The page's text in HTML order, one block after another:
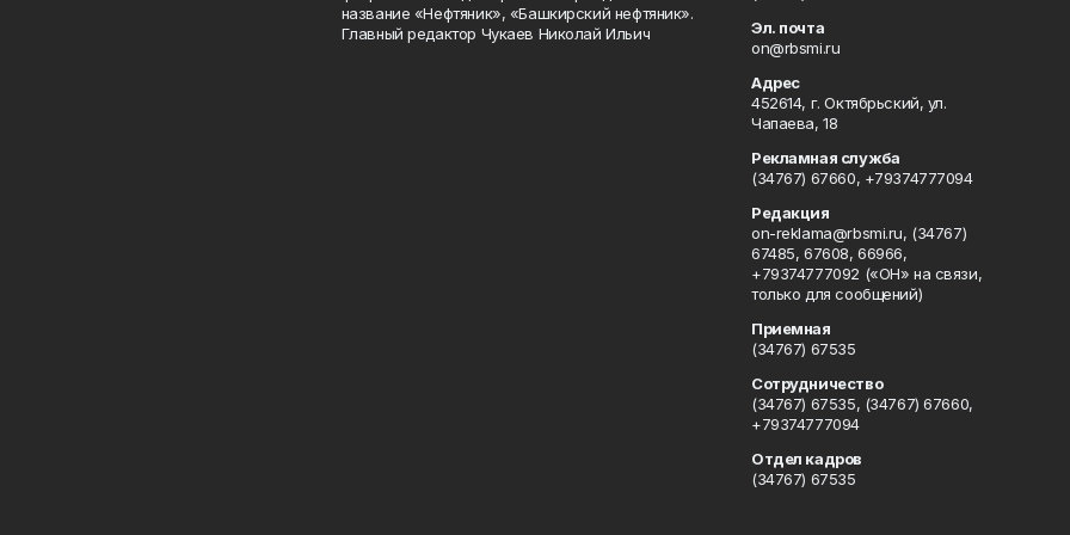
название «Нефтяник», «Башкирский нефтяник».
Главный редактор Чукаев Николай Ильич
Эл. почта
on@rbsmi.ru
Адрес
452614, г. Октябрьский, ул.
Чапаева, 18
Рекламная служба
(34767) 67660, +79374777094
Редакция
on-reklama@rbsmi.ru, (34767)
67485, 67608, 66966,
+79374777092 («ОН» на связи,
только для сообщений)
Приемная
(34767) 67535
Сотрудничество
(34767) 67535, (34767) 67660,
+79374777094
Отдел кадров
(34767) 67535